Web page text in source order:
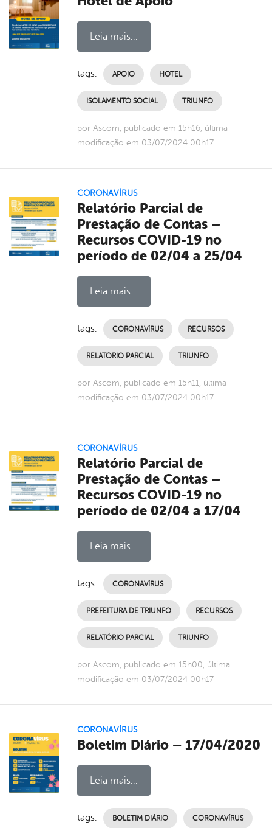
Leia mais...
tags: APOIO HOTEL
ISOLAMENTO SOCIAL TRIUNFO
por Ascom, publicado em 15h16, última
modificação em 03/07/2024 00h17
CORONAVÍRUS
Relatório Parcial de
Prestação de Contas –
Recursos COVID-19 no
período de 02/04 a 25/04
Leia mais...
tags: CORONAVÍRUS RECURSOS
RELATÓRIO PARCIAL TRIUNFO
por Ascom, publicado em 15h11, última
modificação em 03/07/2024 00h17
CORONAVÍRUS
Relatório Parcial de
Prestação de Contas –
Recursos COVID-19 no
período de 02/04 a 17/04
Leia mais...
tags: CORONAVÍRUS
PREFEITURA DE TRIUNFO RECURSOS
RELATÓRIO PARCIAL TRIUNFO
por Ascom, publicado em 15h00, última
modificação em 03/07/2024 00h17
CORONAVÍRUS
Boletim Diário – 17/04/2020
Leia mais...
tags: BOLETIM DIÁRIO CORONAVÍRUS